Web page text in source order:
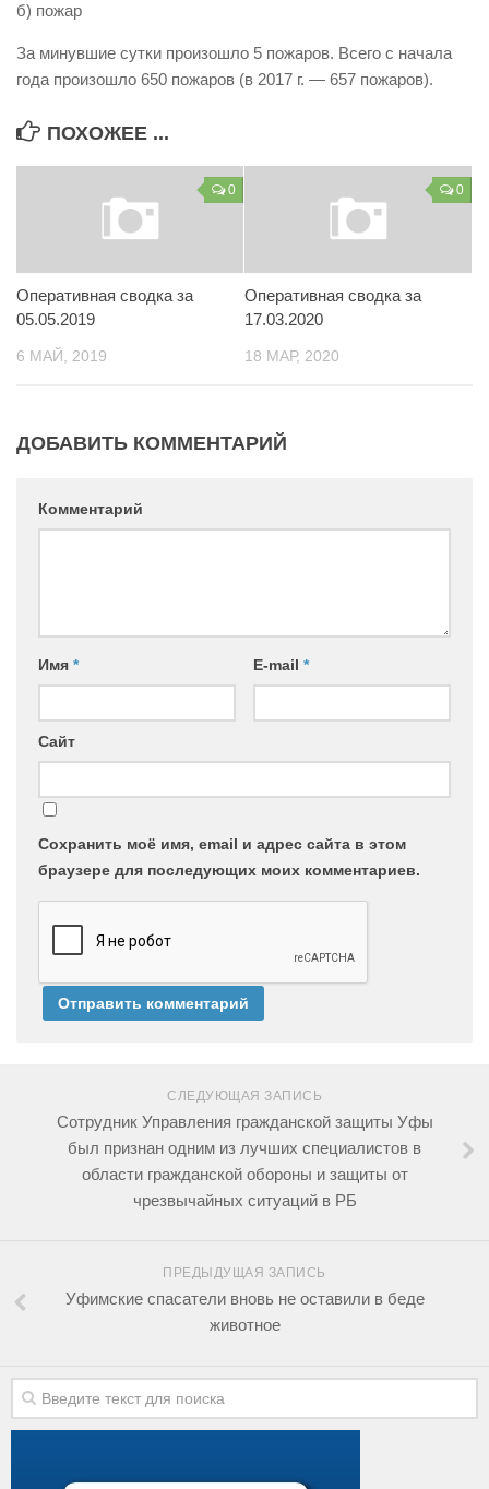
Наша работа
Обращения
б) пожар
За минувшие сутки произошло 5 пожаров. Всего с начала
года произошло 650 пожаров (в 2017 г. — 657 пожаров).
ПОХОЖЕЕ ...
0
Оперативная сводка за
05.05.2019
6 МАЙ, 2019
0
Оперативная сводка за
17.03.2020
18 МАР, 2020
ДОБАВИТЬ КОММЕНТАРИЙ
Комментарий
Имя * E-mail *
Сайт
Сохранить моё имя, email и адрес сайта в этом
браузере для последующих моих комментариев.
СЛЕДУЮЩАЯ ЗАПИСЬ
Сотрудник Управления гражданской защиты Уфы
был признан одним из лучших специалистов в
области гражданской обороны и защиты от
чрезвычайных ситуаций в РБ
ПРЕДЫДУЩАЯ ЗАПИСЬ
Уфимские спасатели вновь не оставили в беде
животное